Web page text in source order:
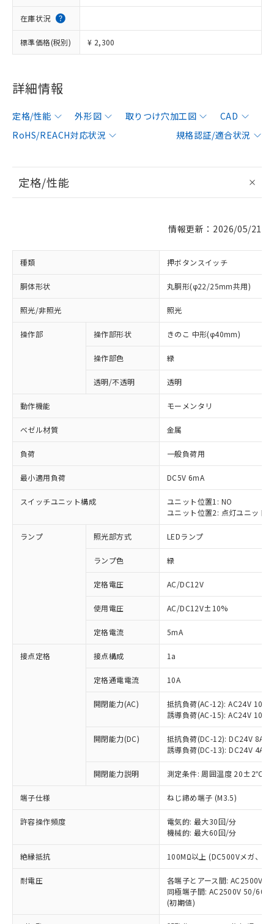
在庫状況
標準価格(税別) ¥ 2,300
詳細情報
定格/性能 外形図 取りつけ穴加工図
CAD
RoHS/REACH対応状況
規格認証/適合状況
定格/性能
情報更新：2026/05/21
種類 押ボタンスイッチ
胴体形状 丸胴形(φ22/25mm共用)
照光/非照光 照光
操作部 操作部形状 きのこ 中形(φ40mm)
操作部色 緑
透明/不透明 透明
動作機能 モーメンタリ
ベゼル材質 金属
負荷 一般負荷用
最小適用負荷 DC5V 6mA
スイッチユニット構成
ユニット位置1: NO
ユニット位置2: 点灯ユニット
ランプ 照光部方式 LEDランプ
ランプ色 緑
定格電圧 AC/DC12V
使用電圧 AC/DC12V±10%
定格電流 5mA
接点定格 接点構成 1a
定格通電電流 10A
開閉能力(AC)
抵抗負荷(AC-12): AC24V 10A/
誘導負荷(AC-15): AC24V
開閉能力(DC)
抵抗負荷(DC-12): DC24V 8A/
誘導負荷(DC-13): DC24V 4A/
開閉能力説明 測定条件: 周囲温度 20±2℃、
端子仕様 ねじ締め端子 (M3.5)
許容操作頻度
電気的: 最大30回/分
機械的: 最大60回/分
絶縁抵抗 100MΩ以上 (DC500Vメガ、点
耐電圧
各端子とアース間: AC2500V
同極端子間: AC2500V 50/
(初期値)
ご利用条件
以下の条件をお読みいただき、同意のうえ
ご利用ください。
本サービスは、当社制御機器事業取扱
商品の当社在庫状況および標準価格
(税抜)を提供させていただくもので
当社制御機器事業取扱商品の中には、
本サービスの対象外となる商品もある
ことをご了承ください。
在庫状況および標準価格照会結果は、
記載している更新日時点での社内デー
タに基づき作成されるものであり、閲
覧された時点での実際の在庫および標
準価格とは異なる場合があることをご
※1 対応状況
対応済み：EU RoHS指令（10物質）の
非含有に対応した製品が提供可能な商品で
対応予定：EU RoHS指令（10物質）の非含
有に対応した製品に切り替える予定のある
対応予定なし：EU RoHS指令（10物質）の
非含有に非対応の商品で、対応品を出す予
定はありません。
調査・確認中：EU RoHS指令（10物質）の
非含有の対応状況を調査中または確認中の
非該当品：ライセンス料など無形物で、有
害物質有無と関係のない商品です。
仕入先様の事情により、非含有部品として
いたものが、含有品と判明した場合などや
むを得ず変更することがあります。
鉛(Pb) 1000ppm以下、 水銀(Hg) 1000ppm以下、 カド
六価クロム(Cr(Ⅵ)) 1000ppm以下、ポリ臭化ビフェニル
類(PBB) 1000ppm以下、ポリ臭化ジフェニルエーテル類
(PBDE) 1000ppm以下、フタル酸ビス(2-エチルヘキシ
※1 中国RoHS○×表
「○」：最大均質材料含有率が中国RoHSの
基準値以下であることを示します。
「×」：最大均質材料含有率が中国RoHSの
基準値を超えていることを示します。
「－」：未確認です。当社販売部門へお問
い合わせください。
*中国RoHS10物質の基準値 (GB/T26572)：
Pb(鉛) :1000ppm、 Hg(水銀) : 1000ppm、 Cd(カドミウ
Cr(Ⅵ)(六価クロム) : 1000ppm、 PBBs(ポリ臭化ビフェ
当社は、これら貴社製品のうち、外国
為替および外国貿易法に定める商品
（以下｢規制貨物等」という）を輸出
国政府の輸出許可(または役務取引許
可)を取得するなどの必要な手続きを